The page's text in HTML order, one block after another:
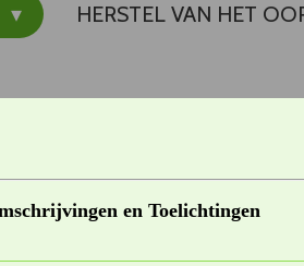
HERSTEL VAN HET
en Toelichtingen